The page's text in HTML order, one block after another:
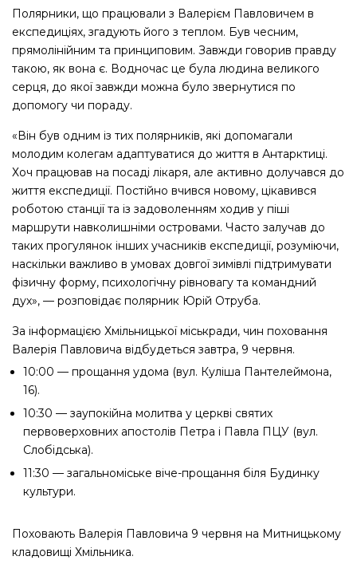
Полярники, що працювали з Валерієм Павловичем в
експедиціях, згадують його з теплом. Був чесним,
прямолінійним та принциповим. Завжди говорив правду
такою, як вона є. Водночас це була людина великого
серця, до якої завжди можна було звернутися по
допомогу чи пораду.
«Він був одним із тих полярників, які допомагали
молодим колегам адаптуватися до життя в Антарктиці.
Хоч працював на посаді лікаря, але активно долучався до
життя експедиції. Постійно вчився новому, цікавився
роботою станції та із задоволенням ходив у піші
маршрути навколишніми островами. Часто залучав до
таких прогулянок інших учасників експедиції, розуміючи,
наскільки важливо в умовах довгої зимівлі підтримувати
фізичну форму, психологічну рівновагу та командний
дух», — розповідає полярник Юрій Отруба.
За інформацією Хмільницької міськради, чин поховання
Валерія Павловича відбудеться завтра, 9 червня.
10:00 — прощання удома (вул. Куліша Пантелеймона,
16).
10:30 — заупокійна молитва у церкві святих
первоверховних апостолів Петра і Павла ПЦУ (вул.
Слобідська).
11:30 — загальноміське віче-прощання біля Будинку
культури.
Поховають Валерія Павловича 9 червня на Митницькому
кладовищі Хмільника.